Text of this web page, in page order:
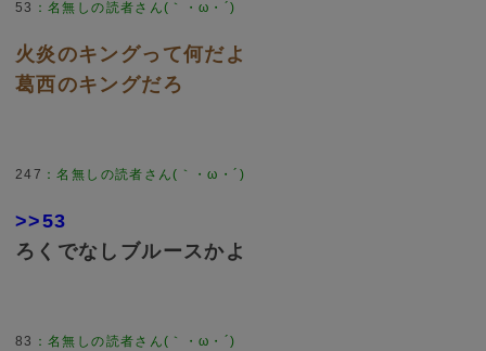
53 ：名無しの読者さん(｀・ω・´)
火炎のキングって何だよ
葛西のキングだろ
247 ：名無しの読者さん(｀・ω・´)
>>53
ろくでなしブルースかよ
83 ：名無しの読者さん(｀・ω・´)